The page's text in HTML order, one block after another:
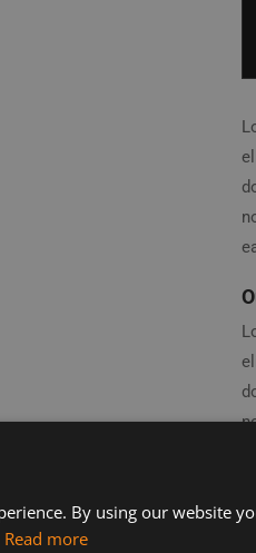
By using our website
Read more